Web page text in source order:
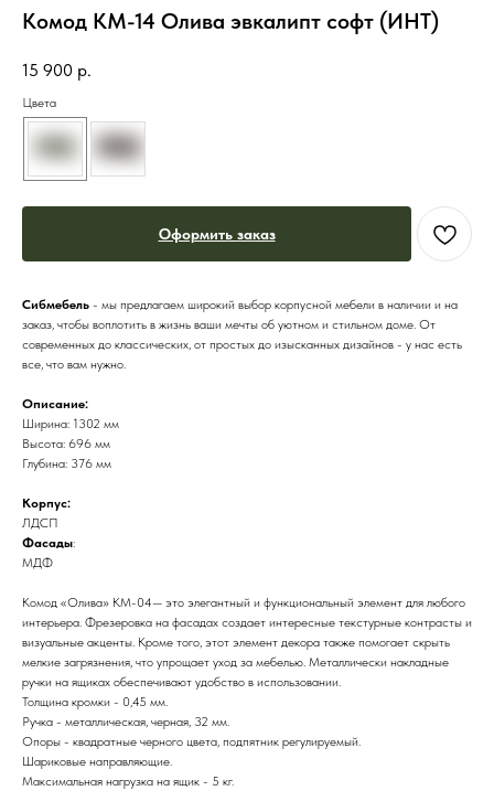
Комод КМ-14 Олива эвкалипт софт (ИНТ)
15 900 р.
Цвета
Оформить заказ
Сибмебель - мы предлагаем широкий выбор корпусной мебели в наличии и на
заказ, чтобы воплотить в жизнь ваши мечты об уютном и стильном доме. От
современных до классических, от простых до изысканных дизайнов - у нас есть
все, что вам нужно.
Описание:
Ширина: 1302 мм
Высота: 696 мм
Глубина: 376 мм
Корпус:
ЛДСП
Фасады:
МДФ
Комод «Олива» КМ-04— это элегантный и функциональный элемент для любого
интерьера. Фрезеровка на фасадах создает интересные текстурные контрасты и
визуальные акценты. Кроме того, этот элемент декора также помогает скрыть
мелкие загрязнения, что упрощает уход за мебелью. Металлически накладные
ручки на ящиках обеспечивают удобство в использовании.
Толщина кромки - 0,45 мм.
Ручка - металлическая, черная, 32 мм.
Опоры - квадратные черного цвета, подпятник регулируемый.
Шариковые направляющие.
Максимальная нагрузка на ящик - 5 кг.